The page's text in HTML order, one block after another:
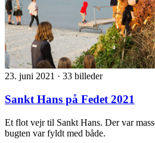
23. juni 2021 · 33 billeder
Sankt Hans på Fedet 2021
Et flot vejr til Sankt Hans. Der var
bugten var fyldt med både.